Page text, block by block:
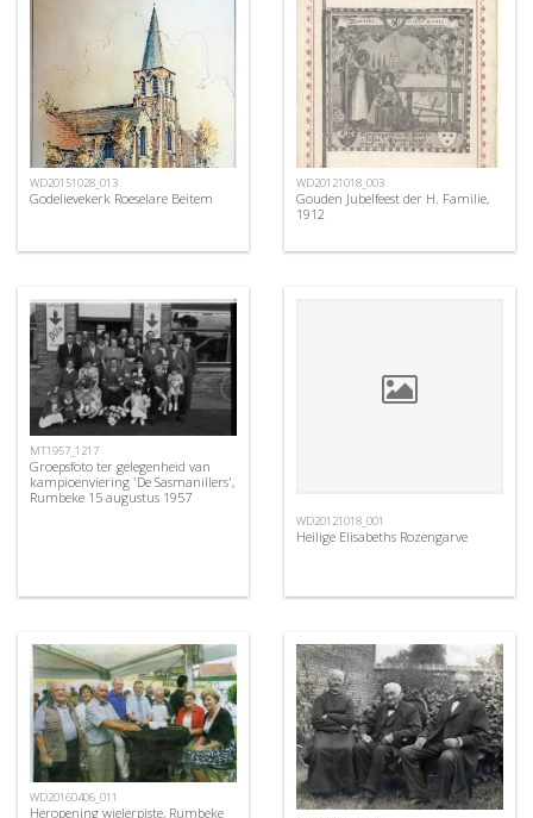
WD20151028_013
Godelievekerk Roeselare Beitem
WD20121018_003
Gouden Jubelfeest der H. Familie,
1912
MT1957_1217
Groepsfoto ter gelegenheid van
kampioenviering 'De Sasmanillers',
Rumbeke 15 augustus 1957
WD20121018_001
Heilige Elisabeths Rozengarve
WD20160406_011
Heropening wielerpiste, Rumbeke